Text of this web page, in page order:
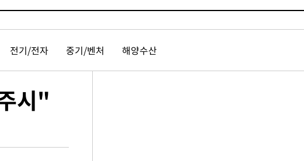
전기/전자 중기/벤처 해양수산
시"